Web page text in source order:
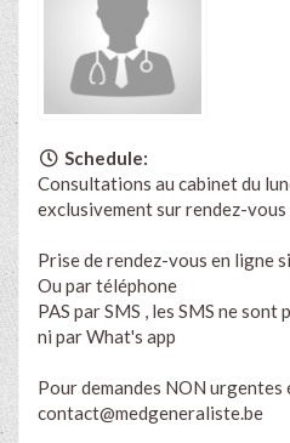
Schedule:
Consultations au cabinet du
exclusivement sur rendez-vous
Prise de rendez-vous en ligne
Ou par téléphone
PAS par SMS , les SMS ne sont
ni par What's app
Pour demandes NON
contact@medgeneraliste.be